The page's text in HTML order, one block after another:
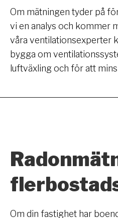
Om mätningen tyder på
vi en analys och kommer
våra ventilationsexperter
bygga om
luftväxling och för att
Om din fastighet har